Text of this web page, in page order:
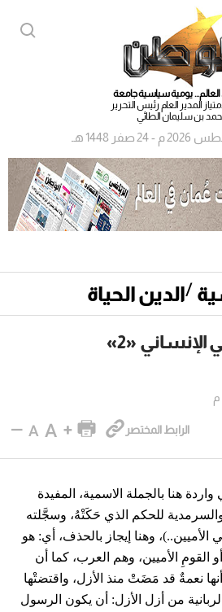
يومية سياسية جامعة
المدير العام رئيس التحرير
بن سليمان الطائي
/الدين الحياة
الإنساني «2»
الرابط المختصر
هنا بالجملة الاسمية، المفيدة
والسرمدية للحكم الذي حَكَتْهُ، وسجَّلته
الأميين..)، وهنا إيجاز بالحذف، أي: هو
القومِ الأميين، وهم العرب، كما أن
نعمةٌ قد مَضَتْ منذ الأزل، واقتضتْها
الربانية من أزل الأزل: أن يكون الرسول